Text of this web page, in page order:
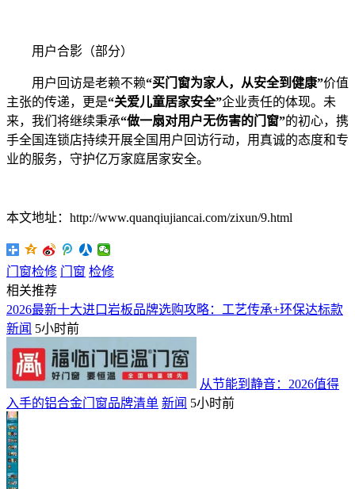
用户合影（部分）
用户回访是老赖不赖“买门窗为家人，从安全到健康”价值
主张的传递，更是“关爱儿童居家安全”企业责任的体现。未
来，我们将继续秉承“做一扇对用户无伤害的门窗”的初心，携
手全国连锁店持续开展全国用户回访行动，用真诚的态度和专
业的服务，守护亿万家庭居家安全。
本文地址：http://www.quanqiujiancai.com/zixun/9.html
门窗检修 门窗 检修
相关推荐
2026最新十大进口岩板品牌选购攻略：工艺传承+环保达标款
新闻 5小时前
从节能到静音：2026值得
入手的铝合金门窗品牌清单 新闻 5小时前